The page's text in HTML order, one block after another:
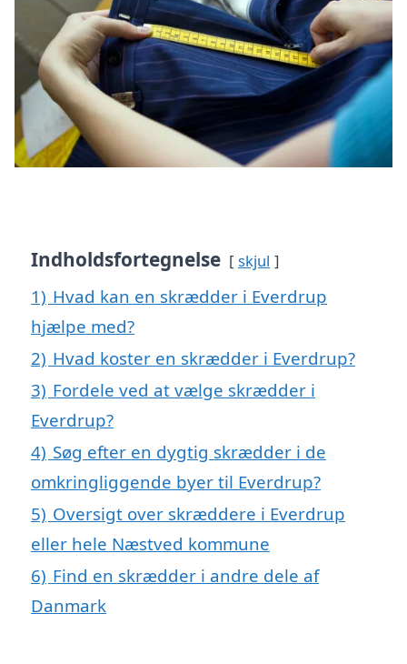
Indholdsfortegnelse skjul
1) Hvad kan en skrædder i Everdrup
hjælpe med?
2) Hvad koster en skrædder i Everdrup?
3) Fordele ved at vælge skrædder i
Everdrup?
4) Søg efter en dygtig skrædder i de
omkringliggende byer til Everdrup?
5) Oversigt over skræddere i Everdrup
eller hele Næstved kommune
6) Find en skrædder i andre dele af
Danmark